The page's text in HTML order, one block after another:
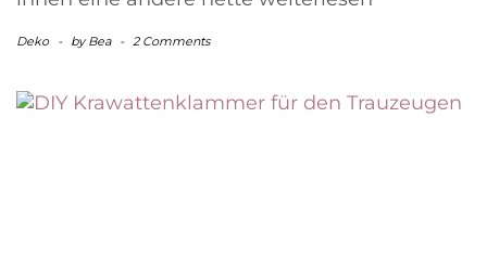
Deko - byBea - 2 Comments